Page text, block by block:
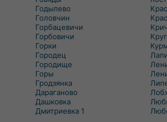
Годылево
Головчин
Горбацевичи
Горбовичи
Горки
Городец
Городище
Горы
Гродзянка
Дараганово
Дашковка
Дмитриевка 1